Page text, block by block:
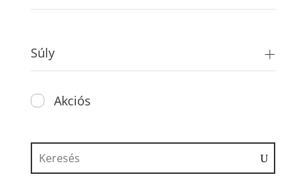
Súly
Akciós